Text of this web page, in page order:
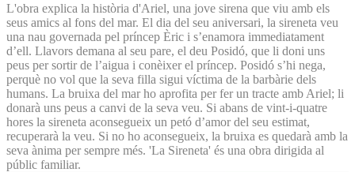
L'obra explica la història d'Ariel, una jove sirena que viu amb els
seus amics al fons del mar. El dia del seu aniversari, la sireneta veu
una nau governada pel príncep Èric i sʼenamora immediatament
dʼell. Llavors demana al seu pare, el deu Posidó, que li doni uns
peus per sortir de lʼaigua i conèixer el príncep. Posidó sʼhi nega,
perquè no vol que la seva filla sigui víctima de la barbàrie dels
humans. La bruixa del mar ho aprofita per fer un tracte amb Ariel; li
donarà uns peus a canvi de la seva veu. Si abans de vint-i-quatre
hores la sireneta aconsegueix un petó dʼamor del seu estimat,
recuperarà la veu. Si no ho aconsegueix, la bruixa es quedarà amb la
seva ànima per sempre més. 'La Sireneta' és una obra dirigida al
públic familiar.